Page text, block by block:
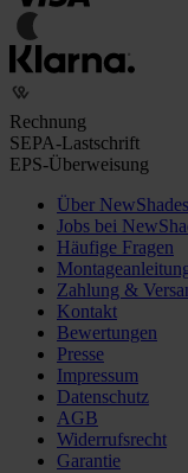
Rechnung
SEPA-Lastschrift
EPS-Überweisung
Über NewShades
Jobs bei
Häufige Fragen
Zahlung &
Kontakt
Bewertungen
Presse
Impressum
Datenschutz
AGB
Widerrufsrecht
Garantie